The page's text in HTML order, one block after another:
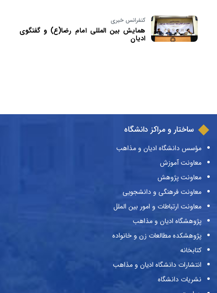
کنفرانس خبری
همایش بین المللی امام رضا(ع) و گفتگوی
ادیان
ساختار و مراکز دانشگاه
مؤسس دانشگاه ادیان و مذاهب
معاونت آموزش
معاونت پژوهش
معاونت فرهنگی و دانشجویی
معاونت ارتباطات و امور بین الملل
پژوهشگاه ادیان و مذاهب
پژوهشکده مطالعات زن و خانواده
کتابخانه
انتشارات دانشگاه ادیان و مذاهب
نشریات دانشگاه